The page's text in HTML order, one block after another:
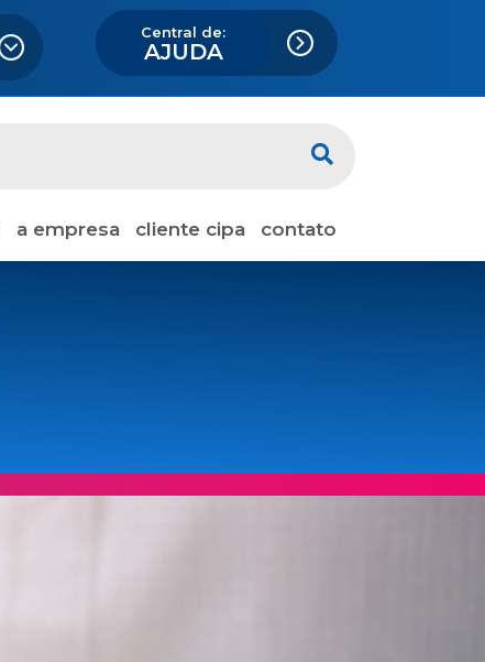
Central de:
AJUDA
a empresa cliente cipa contato